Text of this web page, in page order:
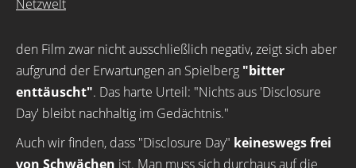
Netzwelt
den Film zwar nicht ausschließlich negativ, zeigt sich aber
aufgrund der Erwartungen an Spielberg "bitter
enttäuscht". Das harte Urteil: "Nichts aus 'Disclosure
Day' bleibt nachhaltig im Gedächtnis."
Auch wir finden, dass "Disclosure Day" keineswegs frei
von Schwächen ist. Man muss sich durchaus auf die